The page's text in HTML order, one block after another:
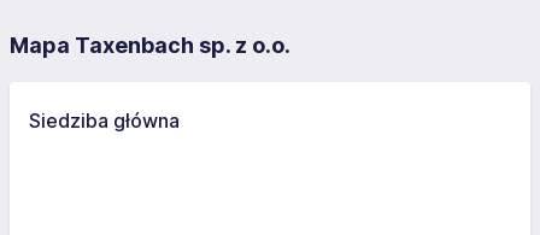
Mapa Taxenbach sp. z o.o.
Siedziba główna